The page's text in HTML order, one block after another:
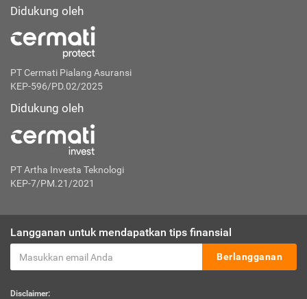
Didukung oleh
PT Cermati Pialang Asuransi
KEP-596/PD.02/2025
Didukung oleh
PT Artha Investa Teknologi
KEP-7/PM.21/2021
Langganan untuk mendapatkan tips finansial
Berlangganan
Disclaimer: